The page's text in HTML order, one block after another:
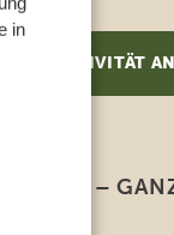
in
mit
Sitz aus erkunden
DIESE AKTIVITÄT
–